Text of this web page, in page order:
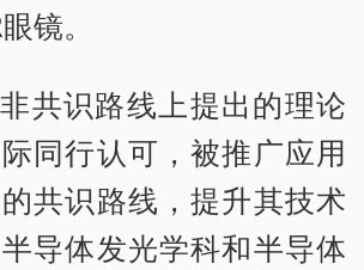
镜。
共识路线上提出的理论
同行认可，被推广应用
共识路线，提升其技术
导体发光学科和半导体